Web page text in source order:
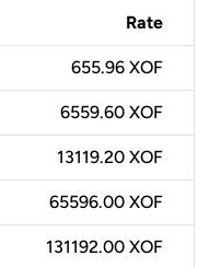
Rate
655.96 XOF
6559.60 XOF
13119.20 XOF
65596.00 XOF
131192.00 XOF